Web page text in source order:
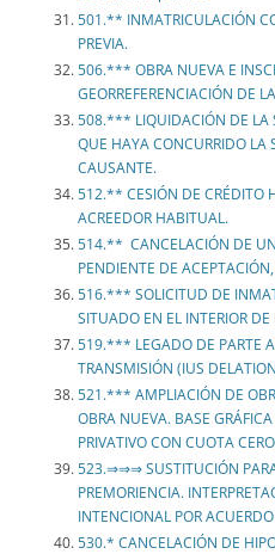
501.** INMATRICULACIÓN
PREVIA.
506.*** OBRA NUEVA E
GEORREFERENCIACIÓN DE
508.*** LIQUIDACIÓN DE LA
QUE HAYA CONCURRIDO LA
CAUSANTE.
512.** CESIÓN DE CRÉDITO
ACREEDOR HABITUAL.
514.** CANCELACIÓN DE
PENDIENTE DE
516.*** SOLICITUD DE
SITUADO EN EL INTERIOR
519.*** LEGADO DE PARTE
TRANSMISIÓN (IUS
521.*** AMPLIACIÓN DE
OBRA NUEVA. BASE
PRIVATIVO CON CUOTA
523.⇒⇒⇒ SUSTITUCIÓN
PREMORIENCIA.
INTENCIONAL POR
530.* CANCELACIÓN DE